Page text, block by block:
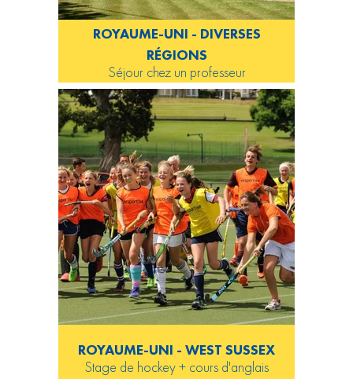
ROYAUME-UNI - DIVERSES
RÉGIONS
Séjour chez un professeur
ROYAUME-UNI - WEST SUSSEX
Stage de hockey + cours d'anglais